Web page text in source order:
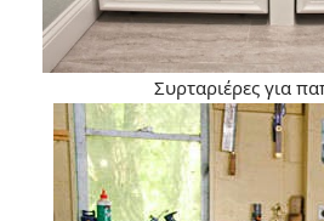
Συρταριέρες για